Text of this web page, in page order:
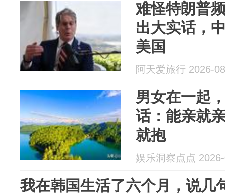
难怪特朗普
出大实话，
美国
阿天爱旅行 2026-
男女在一起
话：能亲就
就抱
娱乐洞察点点
我在韩国生活了六个月，说几